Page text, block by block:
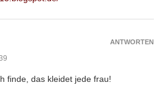
finde, das kleidet jede frau!
ANTWORTEN